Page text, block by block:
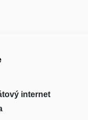
internet